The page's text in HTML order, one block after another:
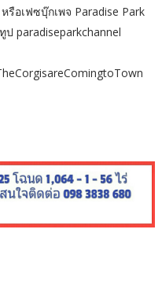
รือเฟซบุ๊กเพจ Paradise Park
ทูป paradiseparkchannel